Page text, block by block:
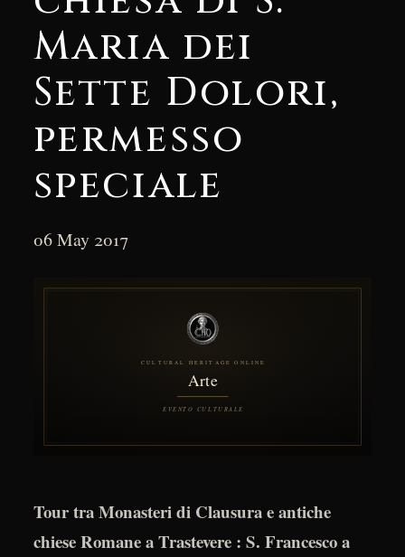
Maria dei
Sette Dolori,
permesso
speciale
06 May 2017
Tour tra Monasteri di Clausura e antiche
chiese Romane a Trastevere : S. Francesco a